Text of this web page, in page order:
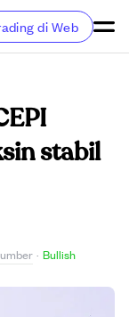
di Web
stabil
· Bullish